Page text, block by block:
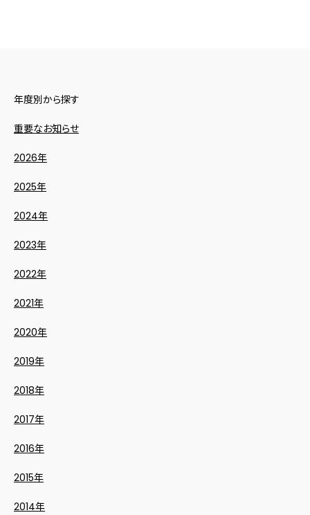
年度別から探す
重要なお知らせ
2026年
2025年
2024年
2023年
2022年
2021年
2020年
2019年
2018年
2017年
2016年
2015年
2014年